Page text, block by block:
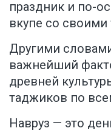
праздник и по-
вкупе со
Другими
важнейший
древней
таджиков по
Навруз — это